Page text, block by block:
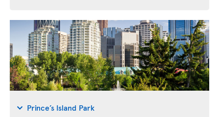
Prince’s Island Park